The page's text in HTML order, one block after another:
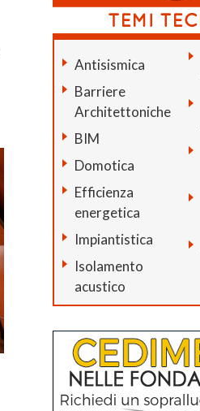
Antisismica
Barriere
Architettoniche
BIM
Domotica
Efficienza
energetica
Impiantistica
Isolamento
acustico